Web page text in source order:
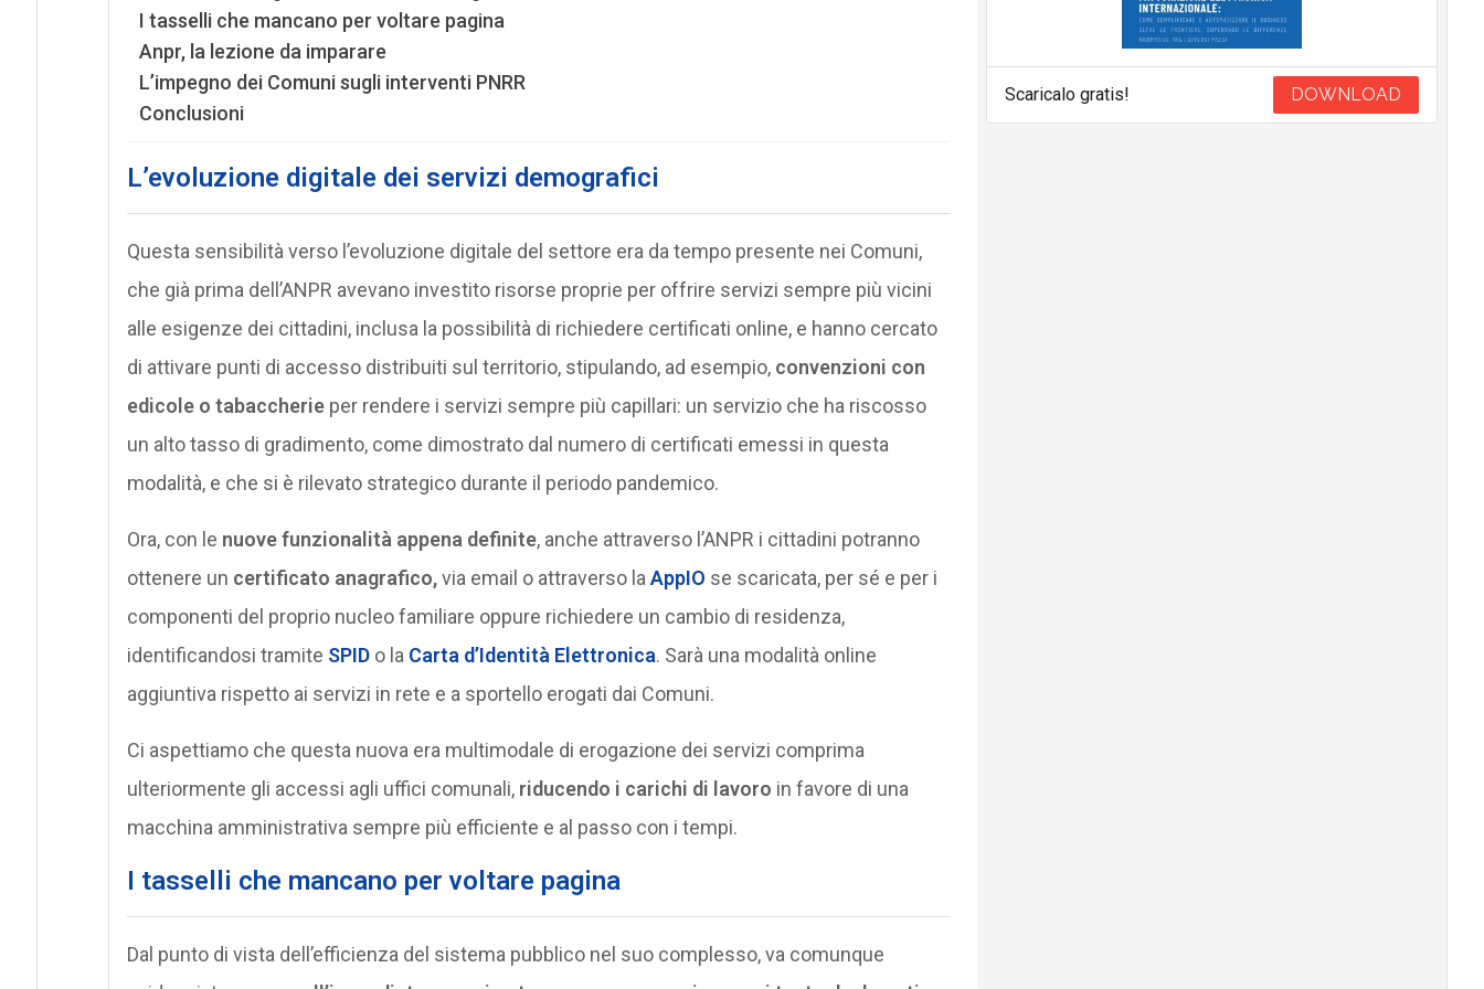
I tasselli che mancano per voltare pagina
Anpr, la lezione da imparare
L’impegno dei Comuni sugli interventi PNRR
Conclusioni
L’evoluzione digitale dei servizi demografici
Questa sensibilità verso l’evoluzione digitale del settore era da tempo presente nei Comuni,
che già prima dell’ANPR avevano investito risorse proprie per offrire servizi sempre più vicini
alle esigenze dei cittadini, inclusa la possibilità di richiedere certificati online, e hanno cercato
di attivare punti di accesso distribuiti sul territorio, stipulando, ad esempio, convenzioni con
edicole o tabaccherieper rendere i servizi sempre più capillari: un servizio che ha riscosso
un alto tasso di gradimento, come dimostrato dal numero di certificati emessi in questa
modalità, e che si è rilevato strategico durante il periodo pandemico.
Ora, con le nuove funzionalità appena definite, anche attraverso l’ANPR i cittadini potranno
ottenere un certificato anagrafico,via email o attraverso la AppIO se scaricata, per sé e per i
componenti del proprio nucleo familiare oppure richiedere un cambio di residenza,
identificandosi tramite SPID o la Carta d’Identità Elettronica. Sarà una modalità online
aggiuntiva rispetto ai servizi in rete e a sportello erogati dai Comuni.
Ci aspettiamo che questa nuova era multimodale di erogazione dei servizi comprima
ulteriormente gli accessi agli uffici comunali, riducendo i carichi di lavoro in favore di una
macchina amministrativa sempre più efficiente e al passo con i tempi.
I tasselli che mancano per voltare pagina
Dal punto di vista dell’efficienza del sistema pubblico nel suo complesso, va comunque
Scaricalo gratis! DOWNLOAD